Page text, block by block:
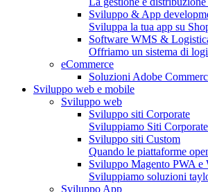
Sviluppo & App
Sviluppa la tua app su
Software WMS &
Offriamo un sistema di
eCommerce
Soluzioni Adobe
Sviluppo web e mobile
Sviluppo web
Sviluppo siti Corporate
Sviluppiamo Siti
Sviluppo siti Custom
Quando le piattaforme
Sviluppo Magento PWA e
Sviluppiamo soluzioni
Sviluppo App